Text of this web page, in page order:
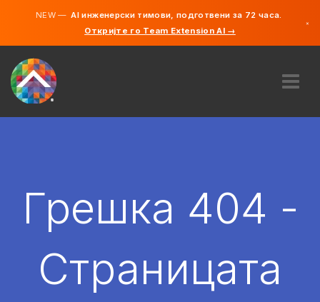
NEW —AI инженерски тимови, подготвени за 72 часа.
Откријте го Team Extension AI →
×
АНГАЖИРАЈ
Грешка 404 -
Страницата